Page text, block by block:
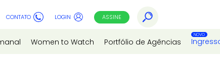
CONTATO LOGIN ASSINE
Women to Watch Portfólio de Agências